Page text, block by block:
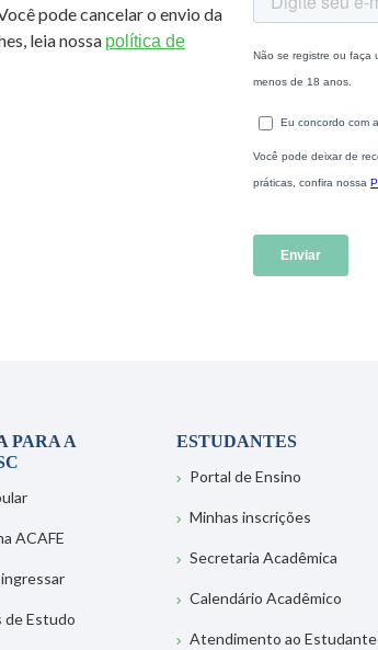
pode cancelar o envio da
leia nossa política de
PARA A
ACAFE
de Estudo
ESTUDANTES
Portal de Ensino
Minhas inscrições
Secretaria Acadêmica
Calendário Acadêmico
Atendimento ao Estudante